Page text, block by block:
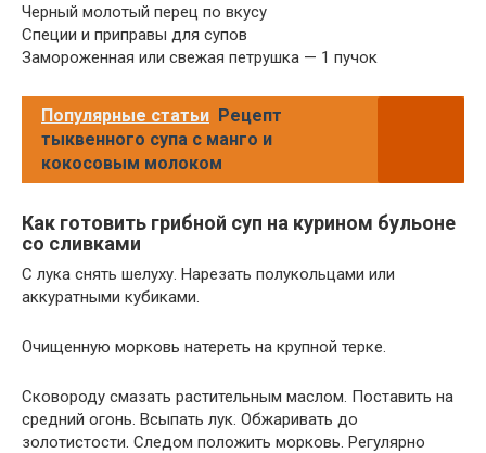
Черный молотый перец по вкусу
Специи и приправы для супов
Замороженная или свежая петрушка — 1 пучок
Популярные статьи Рецепт
тыквенного супа с манго и
кокосовым молоком
Как готовить грибной суп на курином бульоне
со сливками
С лука снять шелуху. Нарезать полукольцами или
аккуратными кубиками.
Очищенную морковь натереть на крупной терке.
Сковороду смазать растительным маслом. Поставить на
средний огонь. Всыпать лук. Обжаривать до
золотистости. Следом положить морковь. Регулярно